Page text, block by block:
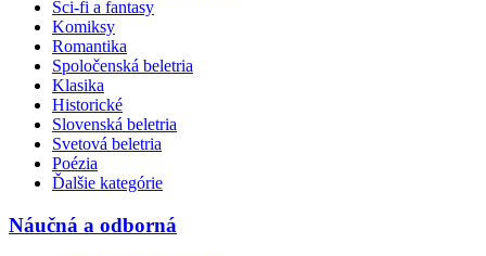
Sci-fi a fantasy
Komiksy
Romantika
Spoločenská beletria
Klasika
Historické
Slovenská beletria
Svetová beletria
Poézia
Ďalšie kategórie
Náučná a odborná